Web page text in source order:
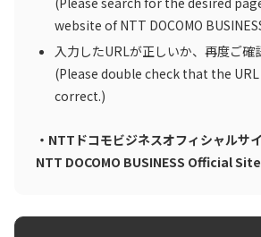
website of NTT DOCOMO
入力したURLが正しいか、再度ご確
(Please double check that the
correct.)
・NTTドコモビジネスオフィシャルサ
NTT DOCOMO BUSINESS Official